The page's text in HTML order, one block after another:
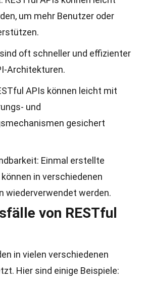
um mehr Benutzer oder
oft schneller und effizienter
Architekturen.
APIs können leicht mit
und
gesichert
Einmal erstellte
in verschiedenen
wiederverwendet werden.
von RESTful
in vielen verschiedenen
Hier sind einige Beispiele: